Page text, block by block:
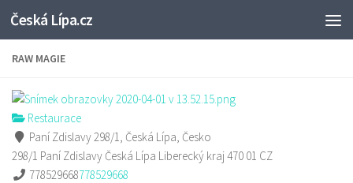
Skip to content
Česká Lípa.cz
RAW MAGIE
Restaurace
Paní Zdislavy 298/1, Česká Lípa, Česko
298/1 Paní Zdislavy Česká Lípa Liberecký kraj470 01 CZ
778529668778529668